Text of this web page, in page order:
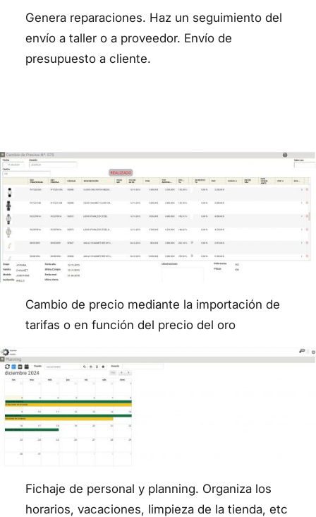
Genera reparaciones. Haz un seguimiento del
envío a taller o a proveedor. Envío de
presupuesto a cliente.
Cambio de precio mediante la importación de
tarifas o en función del precio del oro
Fichaje de personal y planning. Organiza los
horarios, vacaciones, limpieza de la tienda, etc